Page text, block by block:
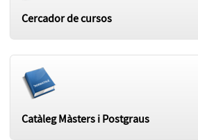
Cercador de cursos
Catàleg Màsters i Postgraus